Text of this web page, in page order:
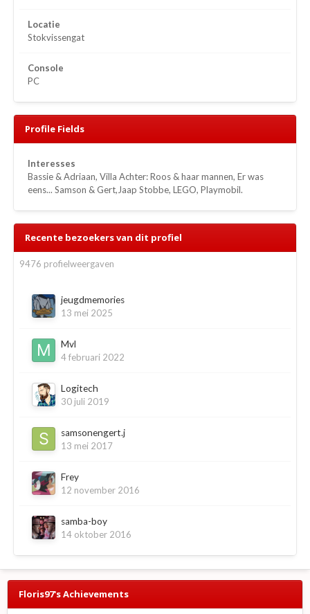
Locatie
Stokvissengat
Console
PC
Profile Fields
Interesses
Bassie & Adriaan, Villa Achter: Roos & haar mannen, Er was
eens... Samson & Gert,Jaap Stobbe, LEGO, Playmobil.
Recente bezoekers van dit profiel
9476 profielweergaven
jeugdmemories
13 mei 2025
Mvl
4 februari 2022
Logitech
30 juli 2019
samsonengert.j
13 mei 2017
Frey
12 november 2016
samba-boy
14 oktober 2016
Floris97's Achievements